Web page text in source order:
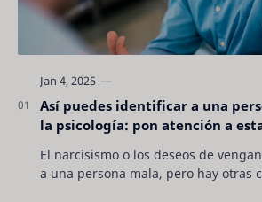
Así puedes identificar a una
la psicología: pon atención a
El narcisismo o los deseos de
a una persona mala, pero hay otras